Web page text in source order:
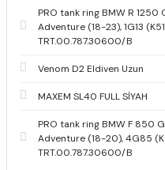
PRO tank ring BMW R 1250
Adventure (18-23), 1G13
TRT.00.787.30600/B
Venom D2 Eldiven Uzun
MAXEM SL40 FULL SİYAH
PRO tank ring BMW F 850
Adventure (18-20), 4G85
TRT.00.787.30600/B